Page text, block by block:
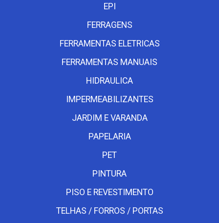
EPI
FERRAGENS
FERRAMENTAS ELETRICAS
FERRAMENTAS MANUAIS
HIDRAULICA
IMPERMEABILIZANTES
JARDIM E VARANDA
PAPELARIA
PET
PINTURA
PISO E REVESTIMENTO
TELHAS / FORROS / PORTAS